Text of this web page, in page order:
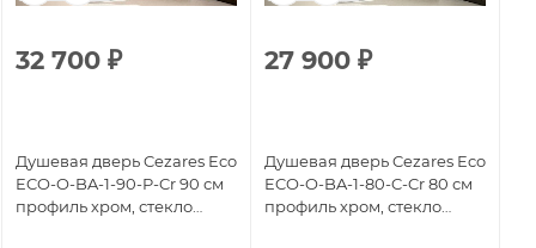
32 700 ₽
Душевая дверь Cezares Eco
ECO-O-BA-1-90-P-Cr 90 см
профиль хром, стекло
27 900 ₽
Душевая дверь Cezares Eco
ECO-O-BA-1-80-C-Cr 80 см
профиль хром, стекло